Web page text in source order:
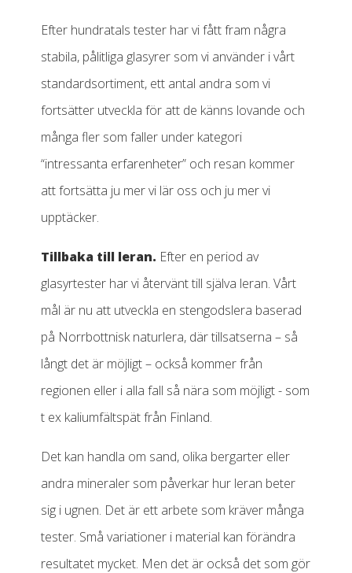
Efter hundratals tester har vi fått fram några
stabila, pålitliga glasyrer som vi använder i vårt
standardsortiment, ett antal andra som vi
fortsätter utveckla för att de känns lovande och
många fler som faller under kategori
“intressanta erfarenheter” och resan kommer
att fortsätta ju mer vi lär oss och ju mer vi
upptäcker.
Tillbaka till leran. Efter en period av
glasyrtester har vi återvänt till själva leran. Vårt
mål är nu att utveckla en stengodslera baserad
på Norrbottnisk naturlera, där tillsatserna – så
långt det är möjligt – också kommer från
regionen eller i alla fall så nära som möjligt - som
t ex kaliumfältspät från Finland.
Det kan handla om sand, olika bergarter eller
andra mineraler som påverkar hur leran beter
sig i ugnen. Det är ett arbete som kräver många
tester. Små variationer i material kan förändra
resultatet mycket. Men det är också det som gör